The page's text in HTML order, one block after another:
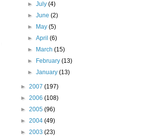
►July(4)
►June(2)
►
May(5)
►April(6)
►
March(15)
►
February(13)
►January(13)
► 2007 (197)
► 2006 (108)
► 2005 (96)
► 2004 (49)
► 2003 (23)